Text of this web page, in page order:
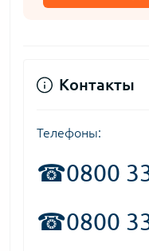
Контакты
Телефоны:
☎0800
☎0800